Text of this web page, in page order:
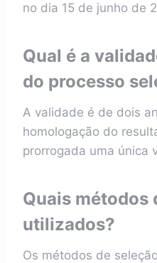
no dia 15 de junho de
Qual é a
do processo
A validade é de dois
homologação do
prorrogada uma única
Quais métodos
utilizados?
Os métodos de